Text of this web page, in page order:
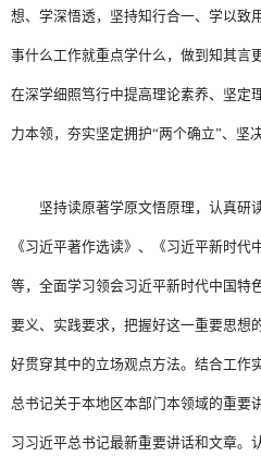
想、学深悟透，坚持知行合一、学以致
事什么工作就重点学什么，做到知其言
在深学细照笃行中提高理论素养、坚定
力本领，夯实坚定拥护“两个确立”、坚
坚持读原著学原文悟原理，认真研
《习近平著作选读》、《习近平新时代
等，全面学习领会习近平新时代中国特
要义、实践要求，把握好这一重要思想
好贯穿其中的立场观点方法。结合工作
总书记关于本地区本部门本领域的重要
习习近平总书记最新重要讲话和文章。